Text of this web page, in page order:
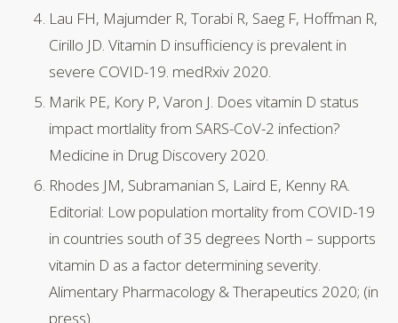
Lau FH, Majumder R, Torabi R, Saeg F, Hoffman R,
Cirillo JD. Vitamin D insufficiency is prevalent in
severe COVID-19. medRxiv 2020.
Marik PE, Kory P, Varon J. Does vitamin D status
impact mortlality from SARS-CoV-2 infection?
Medicine in Drug Discovery 2020.
Rhodes JM, Subramanian S, Laird E, Kenny RA.
Editorial: Low population mortality from COVID-19
in countries south of 35 degrees North – supports
vitamin D as a factor determining severity.
Alimentary Pharmacology & Therapeutics 2020; (in
press).